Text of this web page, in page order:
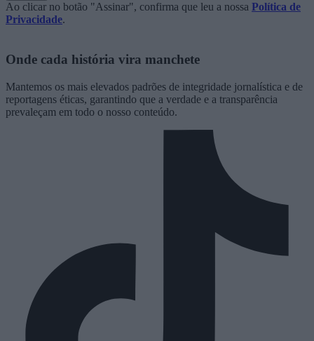
Ao clicar no botão "Assinar", confirma que leu a nossa Política de
Privacidade.
Onde cada história vira manchete
Mantemos os mais elevados padrões de integridade jornalística e de
reportagens éticas, garantindo que a verdade e a transparência
prevaleçam em todo o nosso conteúdo.